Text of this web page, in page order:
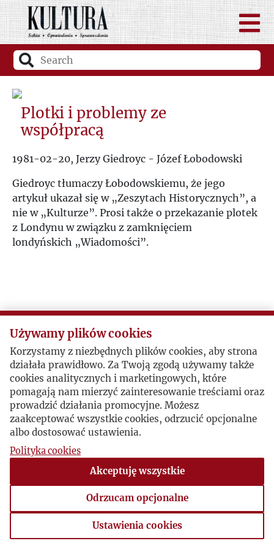
Plotki i problemy ze
współpracą
1981-02-20, Jerzy Giedroyc - Józef Łobodowski
Giedroyc tłumaczy Łobodowskiemu, że jego
artykuł ukazał się w „Zeszytach Historycznych ”, a
nie w „Kulturze”. Prosi także o przekazanie plotek
z Londynu w związku z zamknięciem
londyńskich „Wiadomości”.
Używamy plików cookies
Korzystamy z niezbędnych plików cookies, aby strona
działała prawidłowo. Za Twoją zgodą używamy także
cookies analitycznych i marketingowych, które
pomagają nam mierzyć zainteresowanie treściami oraz
prowadzić działania promocyjne. Możesz
zaakceptować wszystkie cookies, odrzucić opcjonalne
albo dostosować ustawienia.
Polityka cookies
Akceptuję wszystkie
Odrzucam opcjonalne
Ustawienia cookies
Ustawienia cookies